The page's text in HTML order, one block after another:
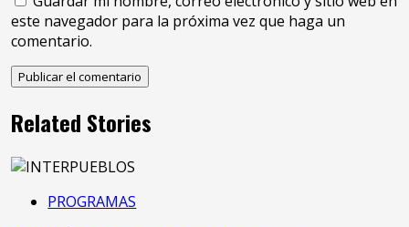
este navegador para la próxima vez que haga un
comentario.
Related Stories
PROGRAMAS